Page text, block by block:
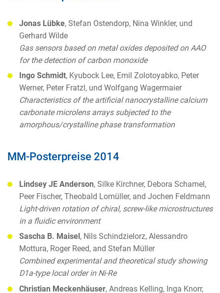
Jonas Lübke, Stefan Ostendorp, Nina Winkler, und
Gerhard Wilde
Gas sensors based on metal oxides deposited on AAO
for the detection of carbon monoxide
Ingo Schmidt, Kyubock Lee, Emil Zolotoyabko, Peter
Werner, Peter Fratzl, und Wolfgang Wagermaier
Characteristics of the artificial nanocrystalline calcium
carbonate microlens arrays subjected to the
amorphous/crystalline phase transformation
MM-Posterpreise 2014
Lindsey JE Anderson, Silke Kirchner, Debora Schamel,
Peer Fischer, Theobald Lomüller, and Jochen Feldmann
Light-driven rotation of chiral, screw-like microstructures
in a fluidic environment
Sascha B. Maisel , Nils Schindzielorz, Alessandro
Mottura, Roger Reed, and Stefan Müller
Combined experimental and theoretical study showing
D1a-type local order in Ni-Re
Christian Meckenhäuser, Andreas Kelling, Inga Knorr,